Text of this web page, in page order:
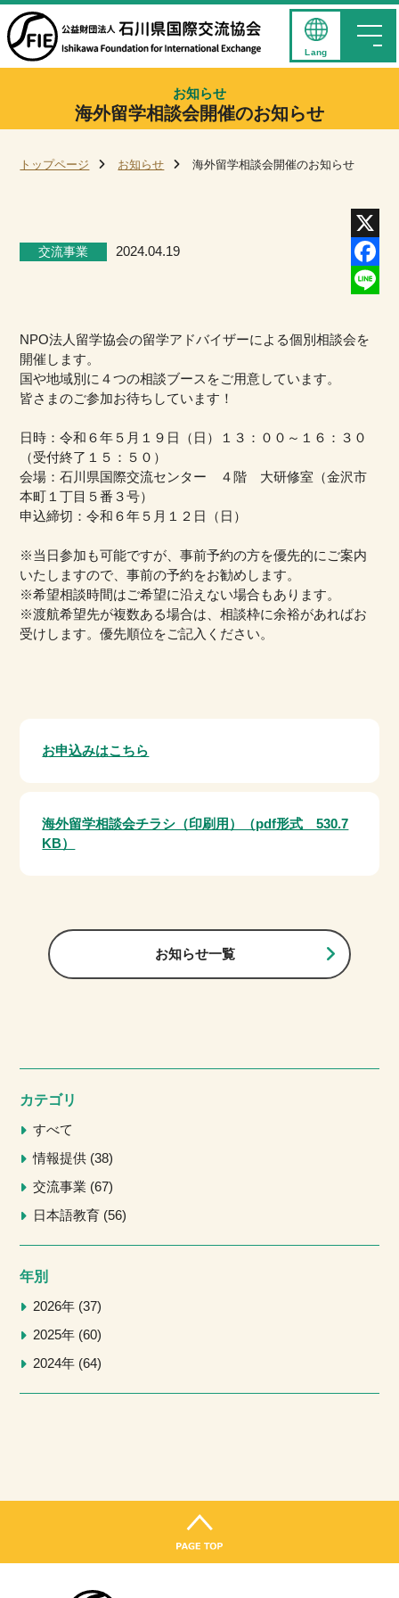
Lang
お知らせ
海外留学相談会開催のお知らせ
トップページ お知らせ 海外留学相談会開催のお知らせ
交流事業 2024.04.19
X
NPO法人留学協会の留学アドバイザーによる個別相談会を
開催します。
国や地域別に４つの相談ブースをご用意しています。
皆さまのご参加お待ちしています！
日時：令和６年５月１９日（日）１３：００～１６：３０
（受付終了１５：５０）
会場：石川県国際交流センター ４階 大研修室（金沢市
本町１丁目５番３号）
申込締切：令和６年５月１２日（日）
※当日参加も可能ですが、事前予約の方を優先的にご案内
いたしますので、事前の予約をお勧めします。
※希望相談時間はご希望に沿えない場合もあります。
※渡航希望先が複数ある場合は、相談枠に余裕があればお
受けします。優先順位をご記入ください。
お申込みはこちら
海外留学相談会チラシ（印刷用）（pdf形式 530.7
KB）
お知らせ一覧
カテゴリ
すべて
情報提供 38
交流事業
67
日本語教育 56
年別
2026年 37
2025年 60
2024年 64